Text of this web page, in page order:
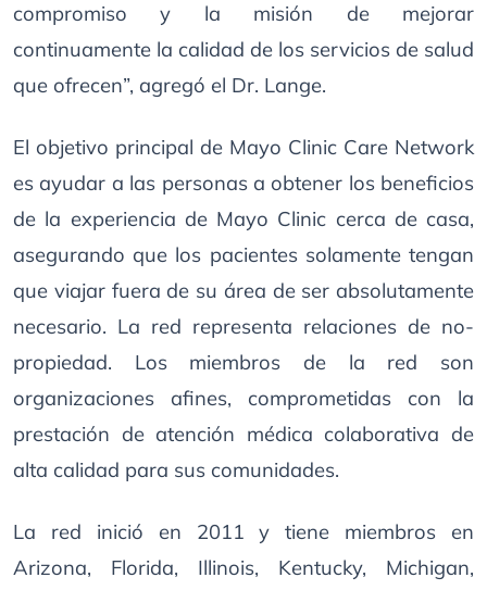
compromiso y la misión de mejorar
continuamente la calidad de los servicios de salud
que ofrecen”, agregó el Dr. Lange.
El objetivo principal de Mayo Clinic Care Network
es ayudar a las personas a obtener los beneficios
de la experiencia de Mayo Clinic cerca de casa,
asegurando que los pacientes solamente tengan
que viajar fuera de su área de ser absolutamente
necesario. La red representa relaciones de no-
propiedad. Los miembros de la red son
organizaciones afines, comprometidas con la
prestación de atención médica colaborativa de
alta calidad para sus comunidades.
La red inició en 2011 y tiene miembros en
Arizona, Florida, Illinois, Kentucky, Michigan,